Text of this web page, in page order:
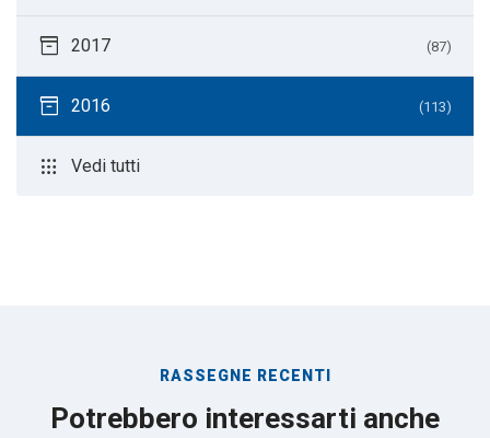
inventory_2 2017 (87)
inventory_2 2016 (113)
apps Vedi tutti
RASSEGNE RECENTI
Potrebbero interessarti anche